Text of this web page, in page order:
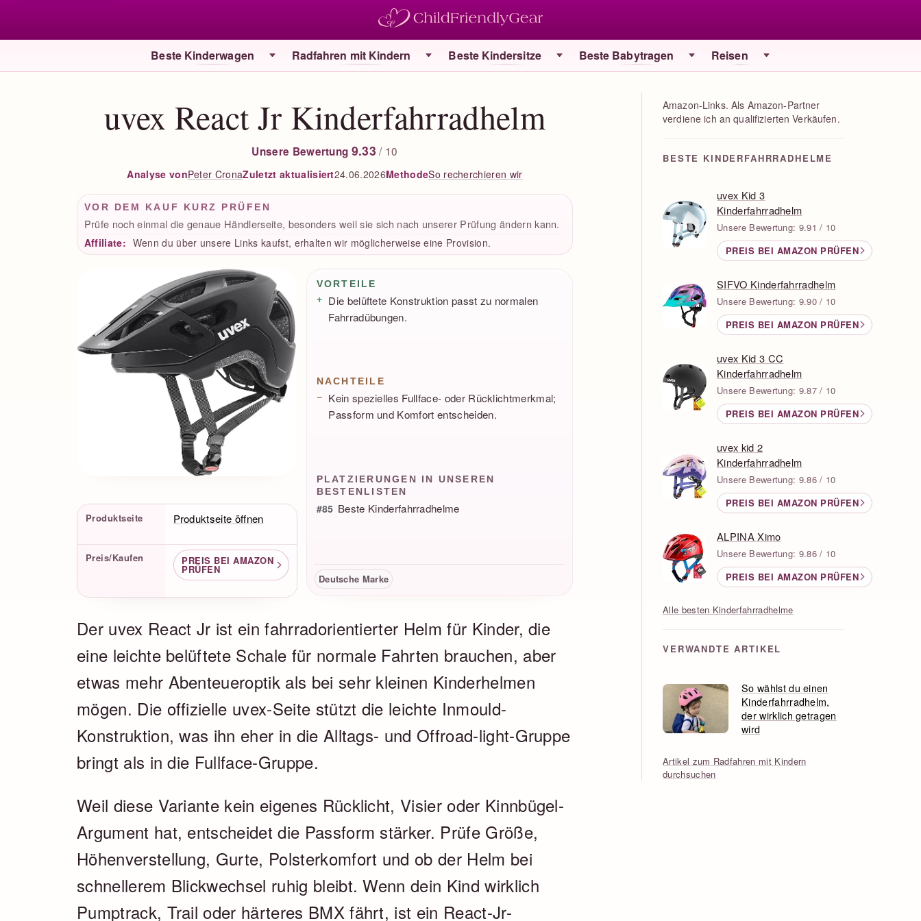
Beste Kinderwagen Radfahren mit Kindern Beste Kindersitze Beste Babytragen Reisen
uvex React Jr Kinderfahrradhelm
Unsere Bewertung 9.33 / 10
Analyse vonPeter CronaZuletzt aktualisiert24.06.2026MethodeSo recherchieren wir
VOR DEM KAUF KURZ PRÜFEN
Prüfe noch einmal die genaue Händlerseite, besonders weil sie sich nach unserer Prüfung ändern kann.
Affiliate: Wenn du über unsere Links kaufst, erhalten wir möglicherweise eine Provision.
Vorteile / Nachteile
VORTEILE
Die belüftete Konstruktion passt zu normalen
Fahrradübungen.
NACHTEILE
Kein spezielles Fullface- oder Rücklichtmerkmal;
Passform und Komfort entscheiden.
PLATZIERUNGEN IN UNSEREN
BESTENLISTEN
#85 Beste Kinderfahrradhelme
Deutsche Marke
Produktfakten
Produktseite Produktseite öffnen
Preis/Kaufen PREIS BEI AMAZON
PRÜFEN
Der uvex React Jr ist ein fahrradorientierter Helm für Kinder, die
eine leichte belüftete Schale für normale Fahrten brauchen, aber
etwas mehr Abenteueroptik als bei sehr kleinen Kinderhelmen
mögen. Die offizielle uvex-Seite stützt die leichte Inmould-
Konstruktion, was ihn eher in die Alltags- und Offroad-light-Gruppe
bringt als in die Fullface-Gruppe.
Weil diese Variante kein eigenes Rücklicht, Visier oder Kinnbügel-
Argument hat, entscheidet die Passform stärker. Prüfe Größe,
Höhenverstellung, Gurte, Polsterkomfort und ob der Helm bei
schnellerem Blickwechsel ruhig bleibt. Wenn dein Kind wirklich
Pumptrack, Trail oder härteres BMX fährt, ist ein React-Jr-
Amazon-Links. Als Amazon-Partner
verdiene ich an qualifizierten Verkäufen.
BESTE KINDERFAHRRADHELME
uvex Kid 3
Kinderfahrradhelm
Unsere Bewertung: 9.91 / 10
PREIS BEI AMAZON PRÜFEN
SIFVO Kinderfahrradhelm
Unsere Bewertung: 9.90 / 10
PREIS BEI AMAZON PRÜFEN
uvex Kid 3 CC
Kinderfahrradhelm
Unsere Bewertung: 9.87 / 10
PREIS BEI AMAZON PRÜFEN
uvex kid 2
Kinderfahrradhelm
Unsere Bewertung: 9.86 / 10
PREIS BEI AMAZON PRÜFEN
ALPINA Ximo
Unsere Bewertung: 9.86 / 10
PREIS BEI AMAZON PRÜFEN
Alle besten Kinderfahrradhelme
VERWANDTE ARTIKEL
So wählst du einen
Kinderfahrradhelm,
der wirklich getragen
wird
Artikel zum Radfahren mit Kindern
durchsuchen